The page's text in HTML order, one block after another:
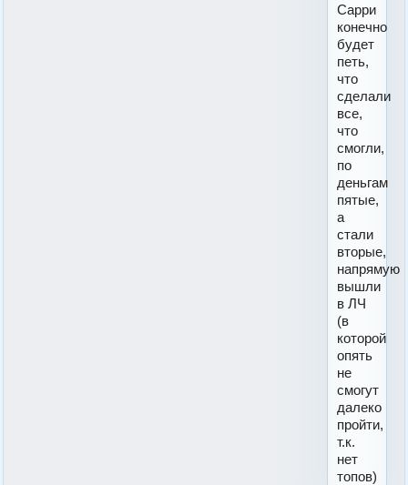
Сарри
конечно
будет
петь,
что
сделали
все,
что
смогли,
по
деньгам
пятые,
а
стали
вторые,
напрямую
вышли
в ЛЧ
(в
которой
опять
не
смогут
далеко
пройти,
т.к.
нет
топов)